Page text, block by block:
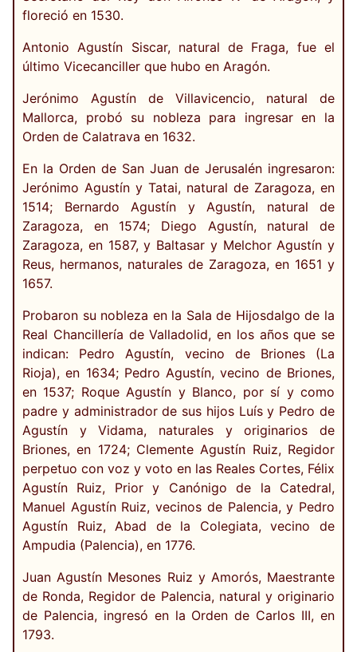
floreció en 1530.
Antonio Agustín Siscar, natural de Fraga, fue el
último Vicecanciller que hubo en Aragón.
Jerónimo Agustín de Villavicencio, natural de
Mallorca, probó su nobleza para ingresar en la
Orden de Calatrava en 1632.
En la Orden de San Juan de Jerusalén ingresaron:
Jerónimo Agustín y Tatai, natural de Zaragoza, en
1514; Bernardo Agustín y Agustín, natural de
Zaragoza, en 1574; Diego Agustín, natural de
Zaragoza, en 1587, y Baltasar y Melchor Agustín y
Reus, hermanos, naturales de Zaragoza, en 1651 y
1657.
Probaron su nobleza en la Sala de Hijosdalgo de la
Real Chancillería de Valladolid, en los años que se
indican: Pedro Agustín, vecino de Briones (La
Rioja), en 1634; Pedro Agustín, vecino de Briones,
en 1537; Roque Agustín y Blanco, por sí y como
padre y administrador de sus hijos Luís y Pedro de
Agustín y Vidama, naturales y originarios de
Briones, en 1724; Clemente Agustín Ruiz, Regidor
perpetuo con voz y voto en las Reales Cortes, Félix
Agustín Ruiz, Prior y Canónigo de la Catedral,
Manuel Agustín Ruiz, vecinos de Palencia, y Pedro
Agustín Ruiz, Abad de la Colegiata, vecino de
Ampudia (Palencia), en 1776.
Juan Agustín Mesones Ruiz y Amorós, Maestrante
de Ronda, Regidor de Palencia, natural y originario
de Palencia, ingresó en la Orden de Carlos III, en
1793.